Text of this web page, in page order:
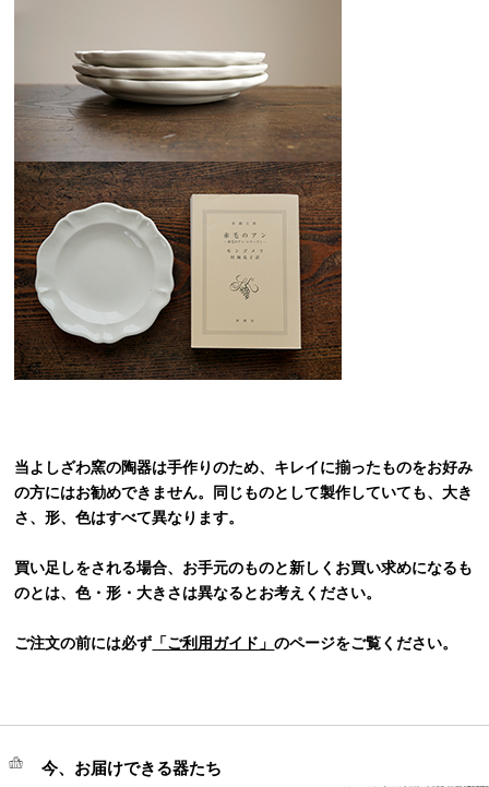
当よしざわ窯の陶器は手作りのため、キレイに揃ったものをお好み
の方にはお勧めできません。同じものとして製作していても、大き
さ、形、色はすべて異なります。
買い足しをされる場合、お手元のものと新しくお買い求めになるも
のとは、色・形・大きさは異なるとお考えください。
ご注文の前には必ず 「ご利用ガイド」のページをご覧ください。
今、お届けできる器たち